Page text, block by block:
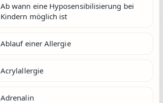
Ab wann eine Hyposensibilisierung bei
Kindern möglich ist
Ablauf einer Allergie
Acrylallergie
Adrenalin